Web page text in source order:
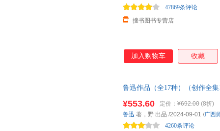
搜书图书专营店
47869条评论
加入购物车 收藏
鲁迅作品（全17种）（创作全
礼盒，鲁迅作品集， 将热烈的
活”， 在鲁迅的文字里找到投
们。
¥553.60 定价： ¥692.00 (8折)
4260条评论
鲁迅 著，野 出品 /2024-09-01 /广西